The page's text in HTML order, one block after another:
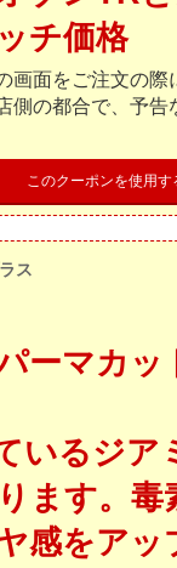
チ価格
面をご注文の
の都合で、予告
このクーポンを使用す
ス
ーマカ
いるジア
ます。毒
感をアッ